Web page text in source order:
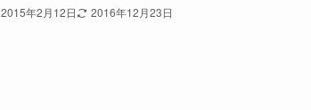
2015年2月12日 2016年12月23日